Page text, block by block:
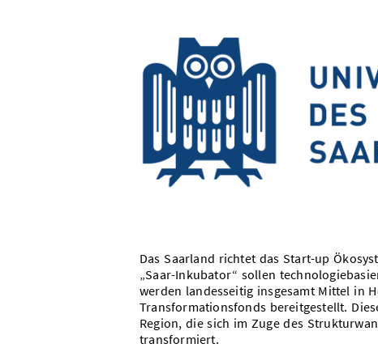
Das Saarland richtet das Start-up
„Saar-Inkubator“ sollen
werden landesseitig insgesamt Mittel in
Transformationsfonds bereitgestellt.
Region, die sich im Zuge des
transformiert.